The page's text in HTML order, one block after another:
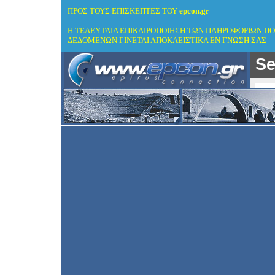
ΠΡΟΣ ΤΟΥΣ ΕΠΙΣΚΕΠΤΕΣ ΤΟΥ epcon.gr
Η ΤΕΛΕΥΤΑΙΑ ΕΠΙΚΑΙΡΟΠΟΙΗΣΗ ΤΩΝ ΠΛΗΡΟΦΟΡΙΩΝ
ΔΕΔΟΜΕΝΩΝ ΓΙΝΕΤΑΙ ΑΠΟΚΛΕΙΣΤΙΚΑ ΕΝ ΓΝΩΣΗ ΣΑΣ